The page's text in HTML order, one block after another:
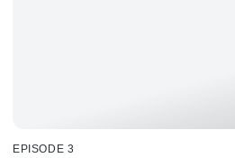
EPISODE 3